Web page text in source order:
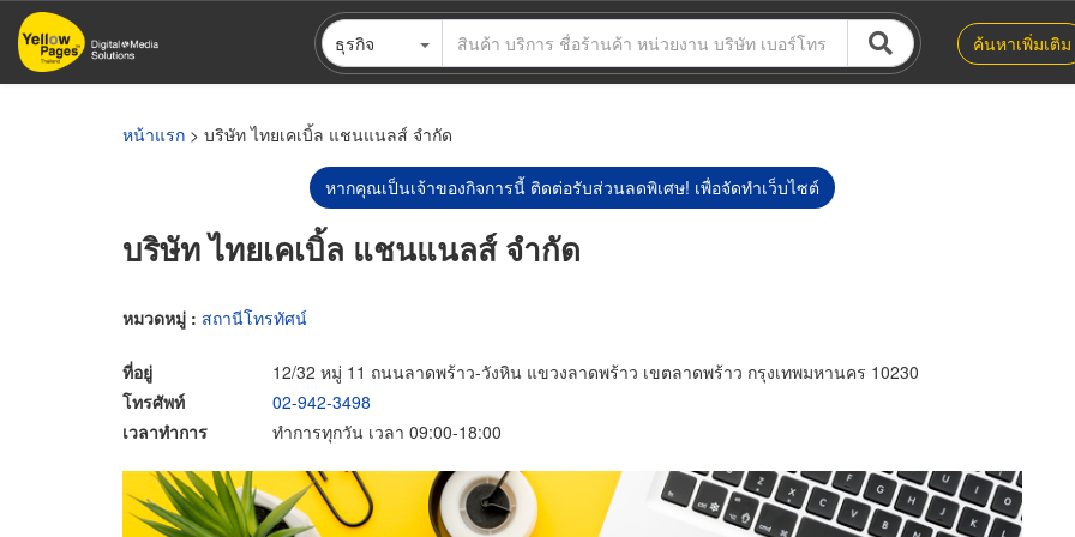
ข้าม
ไป
ธุรกิจ ค้นหาเพิ่มเติม
หน้าแรก > บริษัท ไทยเคเบิ้ล แชนแนลส์ จำกัด
หากคุณเป็นเจ้าของกิจการนี้ ติดต่อรับส่วนลดพิเศษ! เพื่อจัดทำเว็บไซต์
บริษัท ไทยเคเบิ้ล แชนแนลส์ จำกัด
หมวดหมู่ : สถานีโทรทัศน์
ที่อยู่
12/32 หมู่ 11 ถนนลาดพร้าว-วังหิน แขวงลาดพร้าว เขตลาดพร้าว กรุงเทพมหานคร 10230
โทรศัพท์
02-942-3498
เวลาทำการ
ทำการทุกวัน เวลา 09:00-18:00